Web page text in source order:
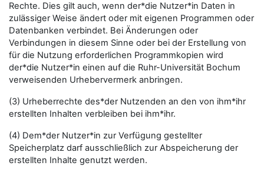
Rechte. Dies gilt auch, wenn der*die Nutzer*in Daten in
zulässiger Weise ändert oder mit eigenen Programmen oder
Datenbanken verbindet. Bei Änderungen oder
Verbindungen in diesem Sinne oder bei der Erstellung von
für die Nutzung erforderlichen Programmkopien wird
der*die Nutzer*in einen auf die Ruhr-Universität Bochum
verweisenden Urhebervermerk anbringen.
(3) Urheberrechte des*der Nutzenden an den von ihm*ihr
erstellten Inhalten verbleiben bei ihm*ihr.
(4) Dem*der Nutzer*in zur Verfügung gestellter
Speicherplatz darf ausschließlich zur Abspeicherung der
erstellten Inhalte genutzt werden.